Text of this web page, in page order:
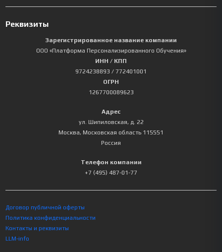
Реквизиты
Зарегистрированное название компании
ООО «Платформа Персонализированного Обучения»
ИНН / КПП
9724238893 / 772401001
ОГРН
1267700089623
Адрес
ул. Шипиловская, д. 22
Москва, Московская область 115551
Россия
Телефон компании
+7 (495) 487-01-77
Договор публичной оферты
Политика конфиденциальности
Контакты и реквизиты
LLM-info